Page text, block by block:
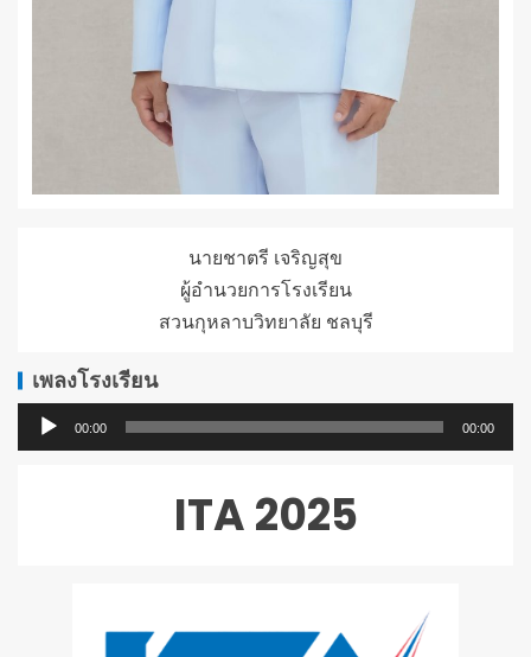
นายชาตรี เจริญสุข
ผู้อำนวยการโรงเรียน
สวนกุหลาบวิทยาลัย ชลบุรี
เพลงโรงเรียน
ตัว
00:00 00:00
ITA 2025